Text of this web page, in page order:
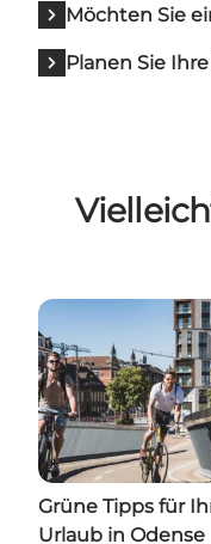
Möchten Sie
Planen Sie
Grüne Tipps für
Urlaub in Odense